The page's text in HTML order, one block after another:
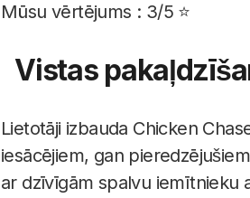
Mūsu vērtējums : 3/5 ⭐
Vistas
Lietotāji izbauda Chicken
iesācējiem, gan
ar dzīvīgām spalvu iemītnieku